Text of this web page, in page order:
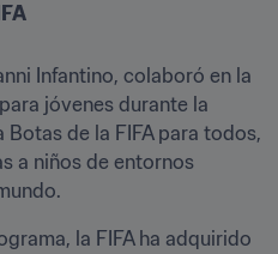
Infantino, colaboró en la
jóvenes durante la
de la FIFA para todos,
a niños de entornos
la FIFA ha adquirido